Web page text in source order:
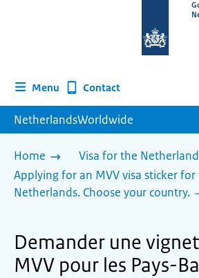
homepage
Menu Contact
NetherlandsWorldwide
Home
Visa for the
Applying for an MVV visa sticker for
Netherlands. Choose your country.
Demander une
MVV pour les Pays-